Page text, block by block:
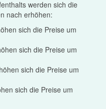
werden sich die
nach erhöhen:
sich die Preise um
sich die Preise um
sich die Preise um
sich die Preise um